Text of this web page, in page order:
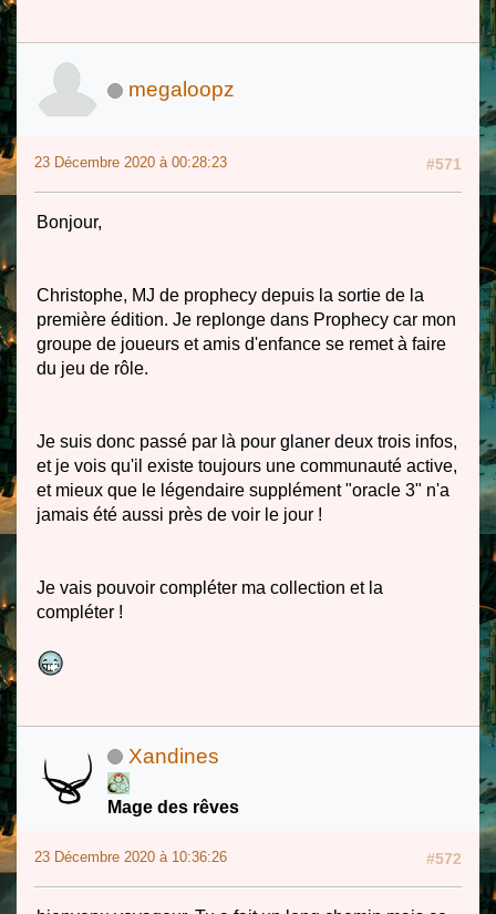
megaloopz
23 Décembre 2020 à 00:28:23 #571
Bonjour,
Christophe, MJ de prophecy depuis la sortie de la
première édition. Je replonge dans Prophecy car mon
groupe de joueurs et amis d'enfance se remet à faire
du jeu de rôle.
Je suis donc passé par là pour glaner deux trois infos,
et je vois qu'il existe toujours une communauté active,
et mieux que le légendaire supplément "oracle 3" n'a
jamais été aussi près de voir le jour !
Je vais pouvoir compléter ma collection et la
compléter !
Xandines
Mage des rêves
23 Décembre 2020 à 10:36:26 #572